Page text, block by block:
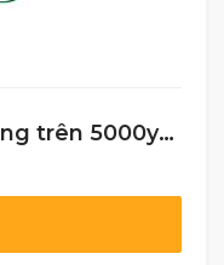
Miễn phí ship khi mua hàng trên 5000yen tại Tokyu Hands